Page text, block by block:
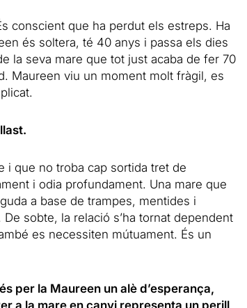
conscient que ha perdut els estreps. Ha
és soltera, té 40 anys i passa els dies
la seva mare que tot just acaba de fer 70
Maureen viu un moment molt fràgil, es
i que no troba cap sortida tret de
i odia profundament. Una mare que
a base de trampes, mentides i
sobte, la relació s’ha tornat dependent
es necessiten mútuament. És un
per la Maureen un alè d’esperança,
a la mare en canvi representa un perill,